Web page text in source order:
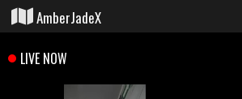
AmberJadeX